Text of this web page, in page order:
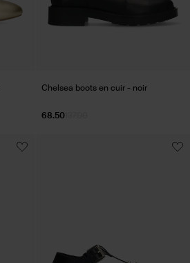
Chelsea boots en cuir - noir
68.50